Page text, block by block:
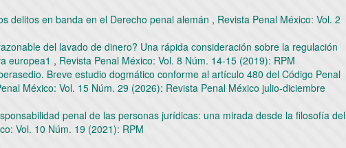
delitos en banda en el Derecho penal alemán , Revista Penal México: Vol. 2
del lavado de dinero? Una rápida consideración sobre la regulación
europea1 , Revista Penal México: Vol. 8 Núm. 14-15 (2019): RPM
Breve estudio dogmático conforme al artículo 480 del Código Penal
México: Vol. 15 Núm. 29 (2026): Revista Penal México julio-diciembre
penal de las personas jurídicas: una mirada desde la filosofía del
Vol. 10 Núm. 19 (2021): RPM